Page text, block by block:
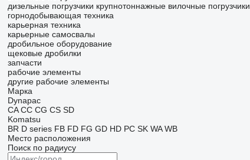
дизельные погрузчики крупнотоннажные вилочные погрузчики
горнодобывающая техника
карьерная техника
карьерные самосвалы
дробильное оборудование
щековые дробилки
запчасти
рабочие элементы
другие рабочие элементы
Марка
Dynapac
CA CC CG CS SD
Komatsu
BR D series FB FD FG GD HD PC SK WA WB
Место расположения
Поиск по радиусу